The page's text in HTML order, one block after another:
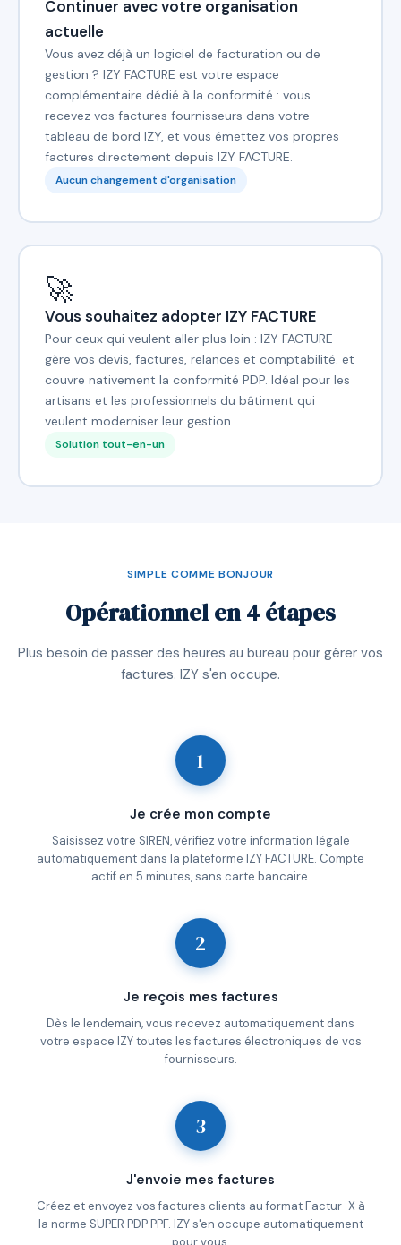
Continuer avec votre organisation
actuelle
Vous avez déjà un logiciel de facturation ou de
gestion ? IZY FACTURE est votre espace
complémentaire dédié à la conformité : vous
recevez vos factures fournisseurs dans votre
tableau de bord IZY, et vous émettez vos propres
factures directement depuis IZY FACTURE.
Aucun changement d'organisation
🚀
Vous souhaitez adopter IZY FACTURE
Pour ceux qui veulent aller plus loin : IZY FACTURE
gère vos devis, factures, relances et comptabilité. et
couvre nativement la conformité PDP. Idéal pour les
artisans et les professionnels du bâtiment qui
veulent moderniser leur gestion.
Solution tout-en-un
SIMPLE COMME BONJOUR
Opérationnel en 4 étapes
Plus besoin de passer des heures au bureau pour gérer vos
factures. IZY s'en occupe.
1
Je crée mon compte
Saisissez votre SIREN, vérifiez votre information légale
automatiquement dans la plateforme IZY FACTURE. Compte
actif en 5 minutes, sans carte bancaire.
2
Je reçois mes factures
Dès le lendemain, vous recevez automatiquement dans
votre espace IZY toutes les factures électroniques de vos
fournisseurs.
3
J'envoie mes factures
Créez et envoyez vos factures clients au format Factur-X à
la norme SUPER PDP PPF. IZY s'en occupe automatiquement